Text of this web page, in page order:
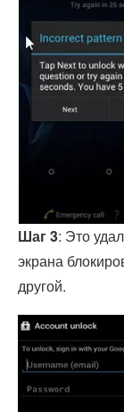
Шаг 3: Это
экрана
другой.